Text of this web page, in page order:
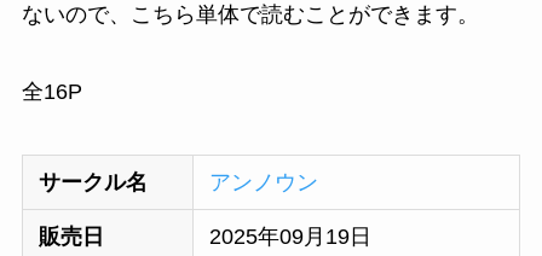
ないので、こちら単体で読むことができます。
全16P
サークル名 アンノウン
販売日 2025年09月19日